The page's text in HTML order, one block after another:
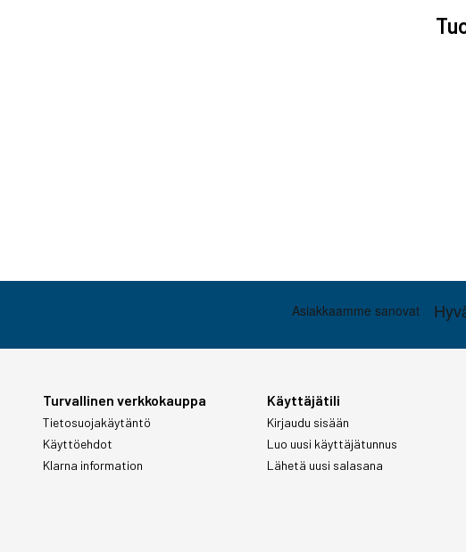
Turvallinen verkkokauppa
Tietosuojakäytäntö
Käyttöehdot
Klarna information
Käyttäjätili
Kirjaudu sisään
Luo uusi käyttäjätunnus
Lähetä uusi salasana